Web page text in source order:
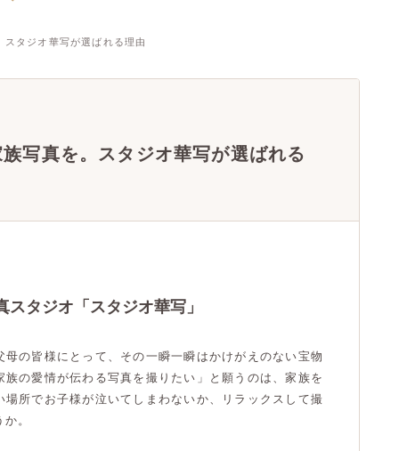
タジオ華写が選ばれる理由
写真を。スタジオ華写が選ばれる
タジオ「スタジオ華写」
の皆様にとって、その一瞬一瞬はかけがえのない宝物
の愛情が伝わる写真を撮りたい」と願うのは、家族を
所でお子様が泣いてしまわないか、リラックスして撮
。